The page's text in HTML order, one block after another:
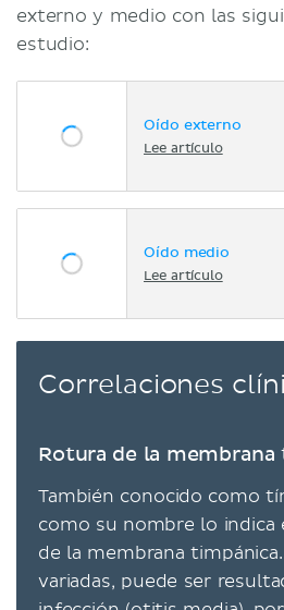
externo y medio con las
estudio:
Oído externo
Lee artículo
Oído medio
Lee artículo
Correlaciones
Rotura de la membrana
También conocido como
como su nombre lo indica
de la membrana
variadas, puede ser